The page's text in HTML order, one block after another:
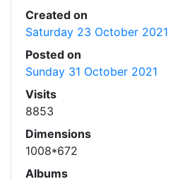
Created on
Saturday 23 October 2021
Posted on
Sunday 31 October 2021
Visits
8853
Dimensions
1008*672
Albums